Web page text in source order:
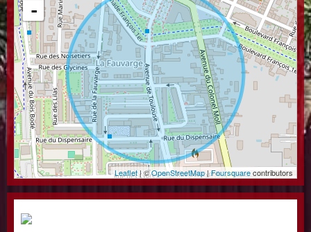
-
Leaflet| ©OpenStreetMap|Foursquarecontributors